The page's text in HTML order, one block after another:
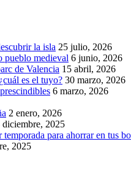
la isla 25 julio, 2026
pueblo medieval 6 junio, 2026
de Valencia 15 abril, 2026
es el tuyo? 30 marzo, 2026
6 marzo, 2026
2 enero, 2026
diciembre, 2025
para ahorrar en tus
2025